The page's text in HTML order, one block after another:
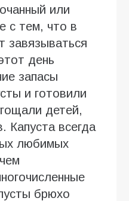
или
с тем, что в
завязываться
день
запасы
и готовили
детей,
Капуста всегда
любимых
брюхо